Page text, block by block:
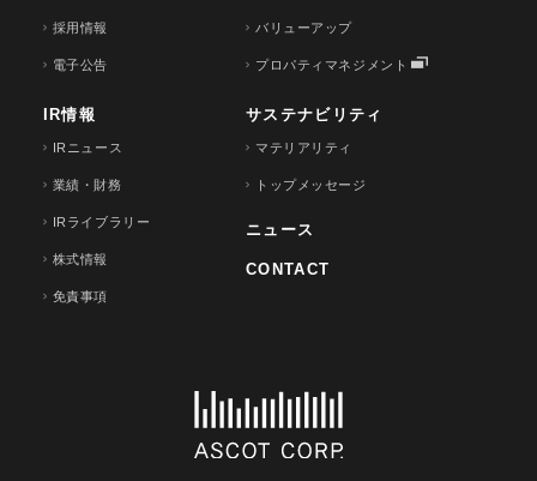
採用情報
電子公告
バリューアップ
プロパティマネジメント
IR情報
IRニュース
業績・財務
IRライブラリー
株式情報
免責事項
サステナビリティ
マテリアリティ
トップメッセージ
ニュース
CONTACT